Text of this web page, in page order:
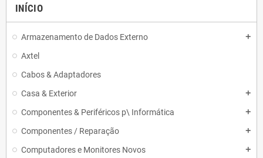
INÍCIO
Armazenamento de Dados Externo add
Axtel
Cabos & Adaptadores
Casa & Exterior
add
Componentes & Periféricos p\ Informática add
Componentes / Reparação add
Computadores e Monitores Novos add